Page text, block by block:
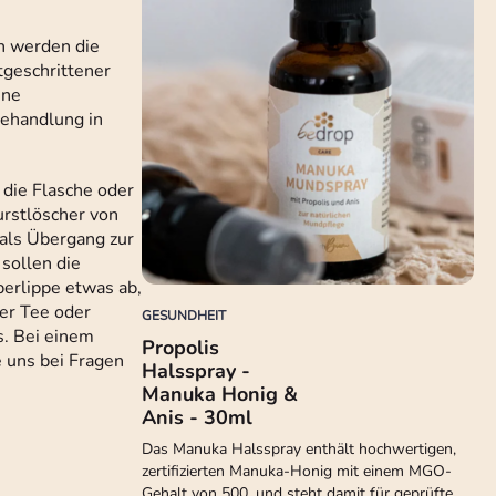
werden die
in
Flasche oder
von
Übergang zur
die
etwas ab,
Tee oder
Bei einem
bei Fragen
GESUNDHEIT
Propolis
Halsspray -
Manuka Honig &
Anis - 30ml
Das Manuka Halsspray enthält hochwertigen,
zertifizierten Manuka-Honig mit einem MGO-